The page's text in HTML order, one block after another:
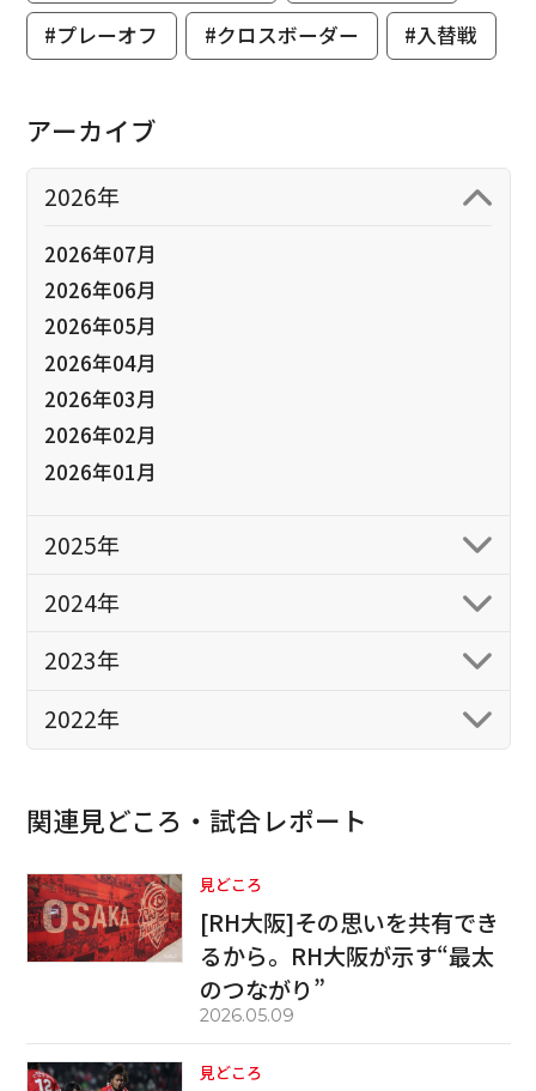
#プレーオフ #クロスボーダー #入替戦
アーカイブ
2026年
2026年07月
2026年06月
2026年05月
2026年04月
2026年03月
2026年02月
2026年01月
2025年
2024年
2023年
2022年
関連見どころ・試合レポート
見どころ
[RH大阪]その思いを共有でき
るから。RH大阪が示す“最太
のつながり”
2026.05.09
見どころ